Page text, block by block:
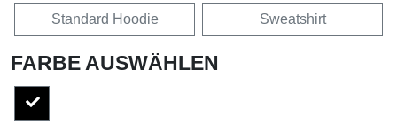
Standard Hoodie Sweatshirt
FARBE AUSWÄHLEN